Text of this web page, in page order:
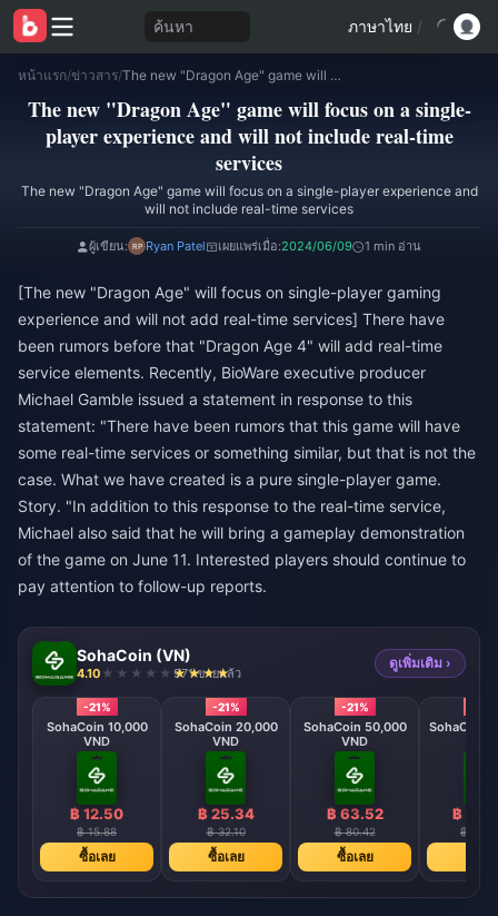
ค้นหา ภาษาไทย /
หน้าแรก/ข่าวสาร/ The new "Dragon Age" game will focus on a single-player experience and will not include real-time services
The new "Dragon Age" game will focus on a single-
player experience and will not include real-time
services
The new "Dragon Age" game will focus on a single-player experience and
will not include real-time services
ผู้เขียน: Ryan Patel เผยแพร่เมื่อ:2024/06/09 1 min อ่าน
[The new "Dragon Age" will focus on single-player gaming
experience and will not add real-time services] There have
been rumors before that "Dragon Age 4" will add real-time
service elements. Recently, BioWare executive producer
Michael Gamble issued a statement in response to this
statement: "There have been rumors that this game will have
some real-time services or something similar, but that is not the
case. What we have created is a pure single-player game.
Story. "In addition to this response to the real-time service,
Michael also said that he will bring a gameplay demonstration
of the game on June 11. Interested players should continue to
pay attention to follow-up reports.
SohaCoin (VN)
4.10 971 ขายแล้ว
ดูเพิ่มเติม ›
-21%
SohaCoin 10,000
VND
฿ 12.50
฿ 15.88
ซื้อเลย
-21%
SohaCoin 20,000
VND
฿ 25.34
฿ 32.10
ซื้อเลย
-21%
SohaCoin 50,000
VND
฿ 63.52
฿ 80.42
ซื้อเลย
SohaCoin
฿
฿